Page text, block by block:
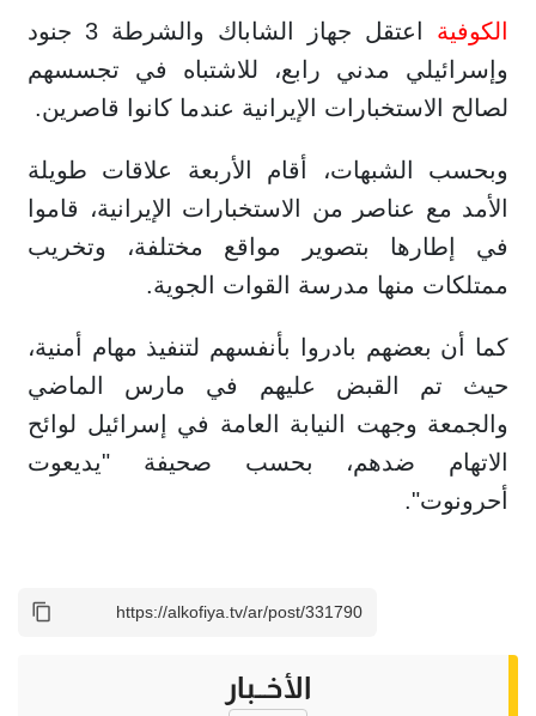
الكوفية
اعتقل جهاز الشاباك والشرطة 3 جنود
وإسرائيلي مدني رابع، للاشتباه في تجسسهم
لصالح الاستخبارات الإيرانية عندما كانوا قاصرين.
وبحسب الشبهات، أقام الأربعة علاقات طويلة
الأمد مع عناصر من الاستخبارات الإيرانية، قاموا
في إطارها بتصوير مواقع مختلفة، وتخريب
ممتلكات منها مدرسة القوات الجوية.
كما أن بعضهم بادروا بأنفسهم لتنفيذ مهام أمنية،
حيث تم القبض عليهم في مارس الماضي
والجمعة وجهت النيابة العامة في إسرائيل لوائح
الاتهام ضدهم، بحسب صحيفة "يديعوت
أحرونوت".
الأخــبار